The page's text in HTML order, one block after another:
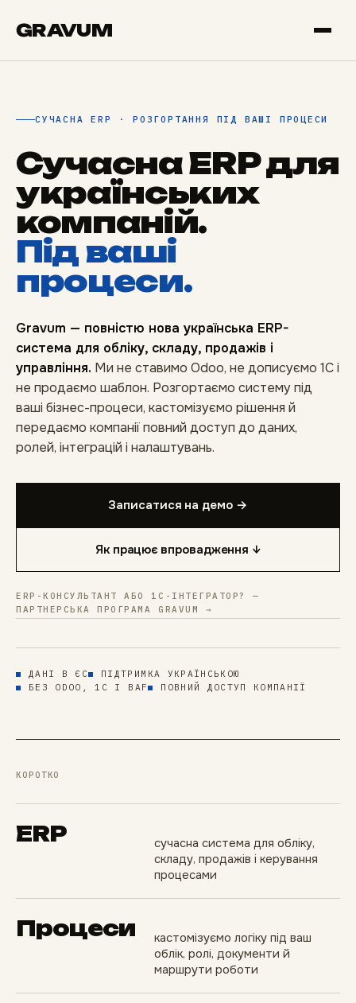
GRAVUM
СУЧАСНА ERP · РОЗГОРТАННЯ ПІД ВАШІ ПРОЦЕСИ
Сучасна ERP для
українських
компаній.
Під ваші
процеси.
Gravum — повністю нова українська ERP-
система для обліку, складу, продажів і
управління. Ми не ставимо Odoo, не дописуємо 1С і
не продаємо шаблон. Розгортаємо систему під
ваші бізнес-процеси, кастомізуємо рішення й
передаємо компанії повний доступ до даних,
ролей, інтеграцій і налаштувань.
Записатися на демо →
Як працює впровадження ↓
ERP-КОНСУЛЬТАНТ АБО 1С-ІНТЕГРАТОР? —
ПАРТНЕРСЬКА ПРОГРАМА GRAVUM →
ДАНІ В ЄС
ПІДТРИМКА УКРАЇНСЬКОЮ
БЕЗ ODOO, 1С І BAF
ПОВНИЙ ДОСТУП КОМПАНІЇ
КОРОТКО
ERP
сучасна система для обліку,
складу, продажів і керування
процесами
Процеси
кастомізуємо логіку під ваш
облік, ролі, документи й
маршрути роботи